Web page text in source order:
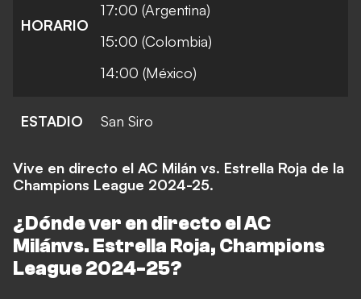
HORARIO
17:00 (Argentina)
15:00 (Colombia)
14:00 (México)
ESTADIO San Siro
Vive en directo el AC Milán vs. Estrella Roja de la
Champions League 2024-25.
¿Dónde ver en directo el AC
Milánvs. Estrella Roja, Champions
League 2024-25?